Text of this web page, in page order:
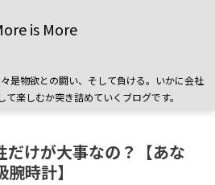
is More
是物欲との闘い、そして負ける。いかに会社
楽しむか突き詰めていくブログです。
だけが大事なの？【あな
時計】